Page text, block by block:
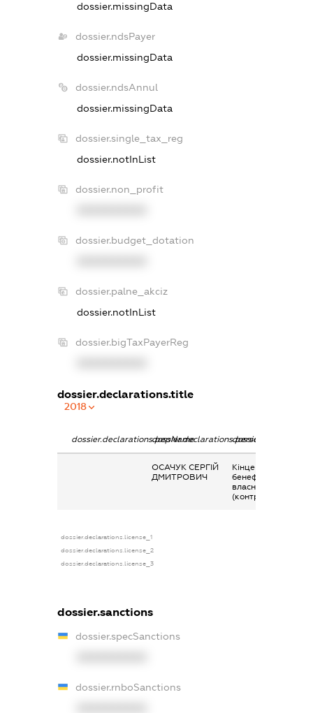
dossier.missingData
dossier.ndsPayer
dossier.missingData
dossier.ndsAnnul
dossier.missingData
dossier.single_tax_reg
dossier.notInList
dossier.non_profit
dossier.budget_dotation
dossier.palne_akciz
dossier.notInList
dossier.bigTaxPayerReg
dossier.declarations.title
2018
dossier.declarations.pepNamedossier.declarations.personName
ОСАЧУК СЕРГІЙ
ДМИТРОВИЧ
Кінцевий
бенефіціарний
власник
(контролер)
dossier.declarations.license_1
dossier.declarations.license_2
dossier.declarations.license_3
dossier.sanctions
dossier.specSanctions
dossier.rnboSanctions